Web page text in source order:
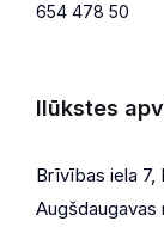
654 478 50
Ilūkstes
Brīvības iela 7,
Augšdaugavas